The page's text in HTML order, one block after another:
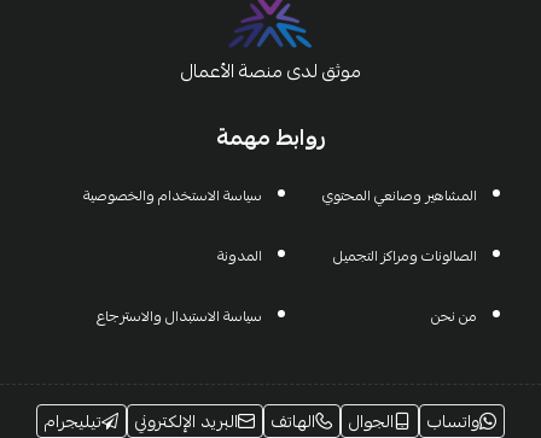
روابط مهمة
المشاهير وصانعي المحتوي
الصالونات ومراكز التجميل
من نحن
سياسة الاستخدام والخصوصية
المدونة
سياسة الاستبدال والاسترجاع
موثق لدى منصة الأعمال
واتساب الجوال الهاتف البريد الإلكتروني تيليجرام